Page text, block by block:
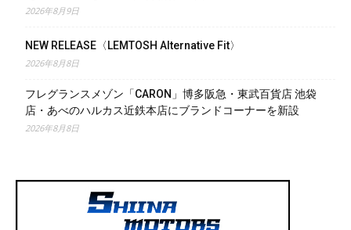
2026年8月9日
NEW RELEASE〈LEMTOSH Alternative Fit〉
2026年8月8日
フレグランスメゾン「CARON」博多阪急・東武百貨店 池袋
店・あべのハルカス近鉄本店にブランドコーナーを新設
2026年8月8日